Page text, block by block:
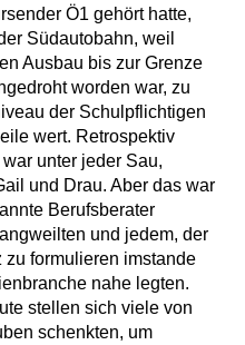
Ö1 gehört hatte,
Südautobahn, weil
Ausbau bis zur Grenze
worden war, zu
der Schulpflichtigen
wert. Retrospektiv
unter jeder Sau,
und Drau. Aber das war
Berufsberater
und jedem, der
formulieren imstande
nahe legten.
stellen sich viele von
schenkten, um